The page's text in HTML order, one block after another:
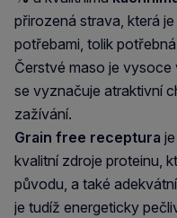
přirozená strava, která
potřebami, tolik
Čerstvé maso je
se vyznačuje atraktivní
zažívání.
Grain free receptura
kvalitní zdroje proteinu,
původu, a také
je tudíž energeticky